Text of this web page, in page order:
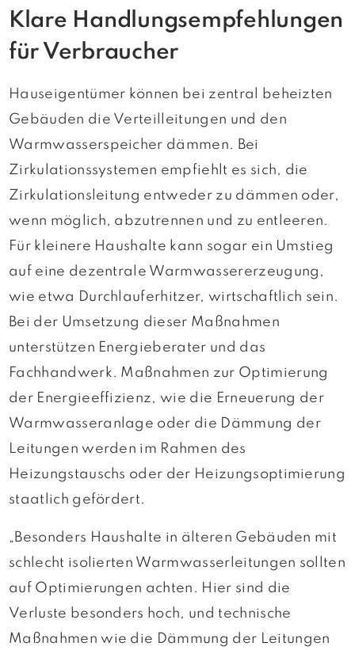
Klare Handlungsempfehlungen
für Verbraucher
Hauseigentümer können bei zentral beheizten
Gebäuden die Verteilleitungen und den
Warmwasserspeicher dämmen. Bei
Zirkulationssystemen empfiehlt es sich, die
Zirkulationsleitung entweder zu dämmen oder,
wenn möglich, abzutrennen und zu entleeren.
Für kleinere Haushalte kann sogar ein Umstieg
auf eine dezentrale Warmwassererzeugung,
wie etwa Durchlauferhitzer, wirtschaftlich sein.
Bei der Umsetzung dieser Maßnahmen
unterstützen Energieberater und das
Fachhandwerk. Maßnahmen zur Optimierung
der Energieeffizienz, wie die Erneuerung der
Warmwasseranlage oder die Dämmung der
Leitungen werden im Rahmen des
Heizungstauschs oder der Heizungsoptimierung
staatlich gefördert.
„Besonders Haushalte in älteren Gebäuden mit
schlecht isolierten Warmwasserleitungen sollten
auf Optimierungen achten. Hier sind die
Verluste besonders hoch, und technische
Maßnahmen wie die Dämmung der Leitungen